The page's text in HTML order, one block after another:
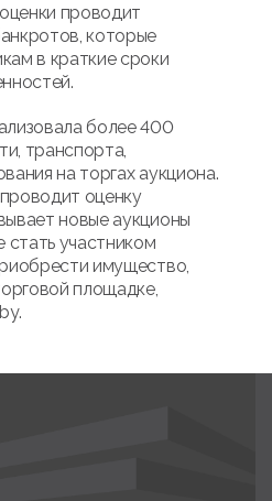
проводит
которые
в краткие сроки
более 400
транспорта,
на торгах аукциона.
оценку
новые аукционы
стать участником
имущество,
площадке,